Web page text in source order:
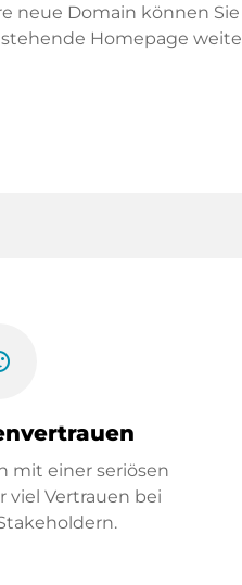
neue Domain können
Homepage
mit einer seriösen
viel Vertrauen bei